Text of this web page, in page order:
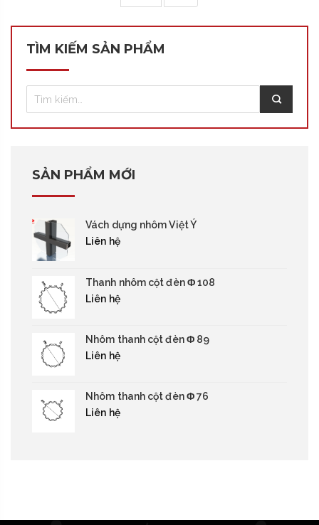
TÌM KIẾM SẢN PHẨM
SẢN PHẨM MỚI
Vách dựng nhôm Việt Ý
Liên hệ
Thanh nhôm cột đèn Φ 108
Liên hệ
Nhôm thanh cột đèn Φ 89
Liên hệ
Nhôm thanh cột đèn Φ 76
Liên hệ